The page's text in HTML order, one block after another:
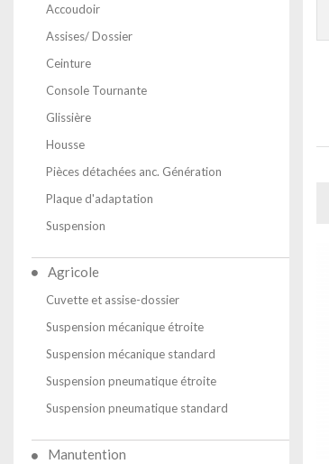
Accoudoir
Assises/ Dossier
Ceinture
Console Tournante
Glissière
Housse
Pièces détachées anc. Génération
Plaque d'adaptation
Suspension
Agricole
Cuvette et assise-dossier
Suspension mécanique étroite
Suspension mécanique standard
Suspension pneumatique étroite
Suspension pneumatique standard
Manutention